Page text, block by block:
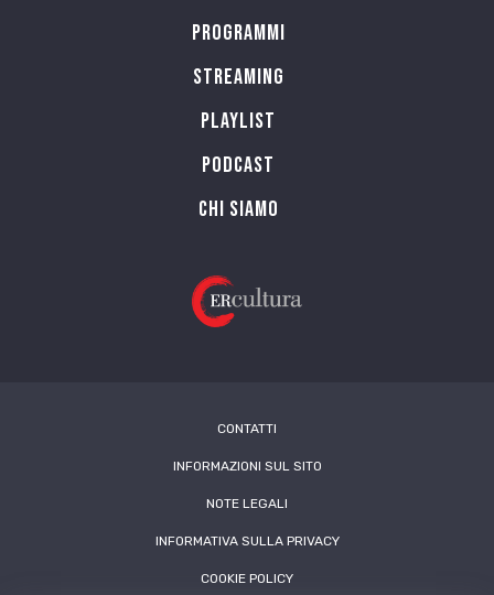
Programmi
Streaming
Playlist
PODCAST
Chi siamo
CONTATTI
INFORMAZIONI SUL SITO
NOTE LEGALI
INFORMATIVA SULLA PRIVACY
COOKIE POLICY